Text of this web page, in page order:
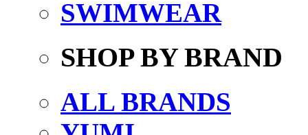
SWIMWEAR
SHOP BY BRAND
ALL BRANDS